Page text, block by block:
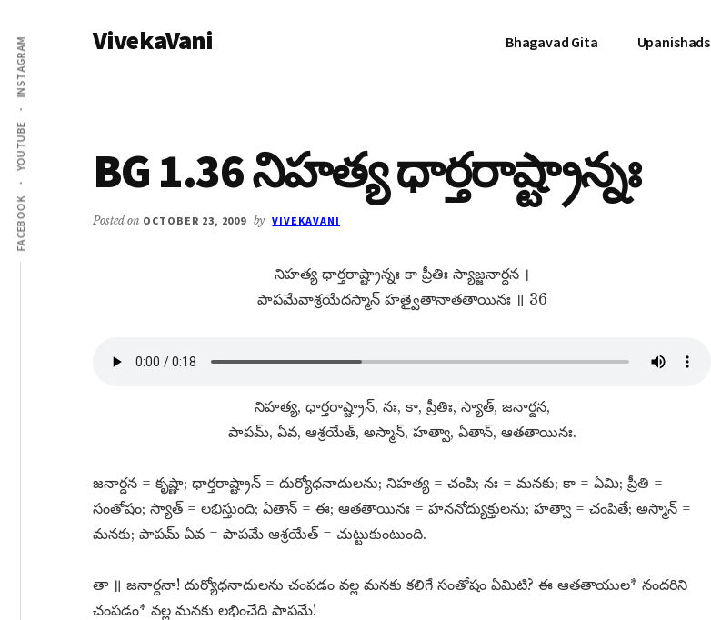
main
content
primary
sidebar
Additional
menu
FACEBOOK
YOUTUBE
INSTAGRAM VivekaVani Bhagavad Gita Upanishads
BG 1.36 నిహత్య ధార్తరాష్ట్రాన్నః
Posted on OCTOBER 23, 2009 by VIVEKAVANI
నిహత్య ధార్తరాష్ట్రాన్నః కా ప్రీతిః స్యాజ్జనార్దన ।
పాపమేవాశ్రయేదస్మాన్​ హత్వైతానాతతాయినః ॥ 36
నిహత్య, ధార్తరాష్ట్రాన్​, నః, కా, ప్రీతిః, స్యాత్​, జనార్దన,
పాపమ్​, ఏవ, ఆశ్రయేత్​, అస్మాన్​, హత్వా, ఏతాన్​, ఆతతాయినః.
జనార్దన = కృష్ణా; ధార్తరాష్ట్రాన్​ = దుర్యోధనాదులను; నిహత్య = చంపి; నః = మనకు; కా = ఏమి; ప్రీతి =
సంతోషం; స్యాత్​ = లభిస్తుంది; ఏతాన్​ = ఈ; ఆతతాయినః = హననోద్యుక్తులను; హత్వా = చంపితే; అస్మాన్​ =
మనకు; పాపమ్​ ఏవ = పాపమే ఆశ్రయేత్​ = చుట్టుకుంటుంది.
తా ॥ జనార్దనా! దుర్యోధనాదులను చంపడం వల్ల మనకు కలిగే సంతోషం ఏమిటి? ఈ ఆతతాయుల* నందరిని
చంపడం* వల్ల మనకు లభించేది పాపమే!